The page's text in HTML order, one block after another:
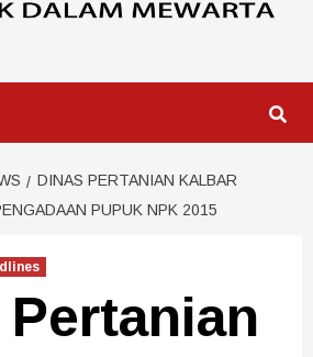
DINAS PERTANIAN KALBAR
PUPUK NPK 2015